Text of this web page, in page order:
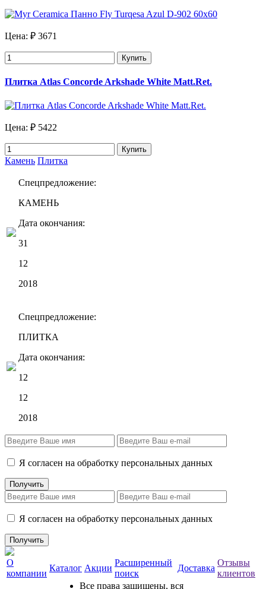
Цена: ₽ 3671
Купить
Плитка Atlas Concorde Arkshade White Matt.Ret.
Цена: ₽ 5422
Купить
Камень Плитка
Спецпредложение:
КАМЕНЬ
Дата окончания:
31
12
2018
Спецпредложение:
ПЛИТКА
Дата окончания:
12
12
2018
Я согласен на обработку персональных данных
Я согласен на обработку персональных данных
О
компании
Каталог Акции
Расширенный
поиск
Доставка
Отзывы
клиентов
Все права защищены, вся